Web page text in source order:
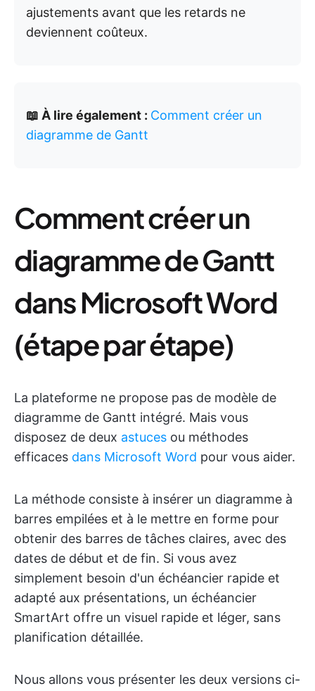
ajustements avant que les retards ne
deviennent coûteux.
📖 À lire également : Comment créer un
diagramme de Gantt
Comment créer un
diagramme de Gantt
dans Microsoft Word
(étape par étape)
La plateforme ne propose pas de modèle de
diagramme de Gantt intégré. Mais vous
disposez de deux astuces ou méthodes
efficaces dans Microsoft Word pour vous aider.
La méthode consiste à insérer un diagramme à
barres empilées et à le mettre en forme pour
obtenir des barres de tâches claires, avec des
dates de début et de fin. Si vous avez
simplement besoin d'un échéancier rapide et
adapté aux présentations, un échéancier
SmartArt offre un visuel rapide et léger, sans
planification détaillée.
Nous allons vous présenter les deux versions ci-